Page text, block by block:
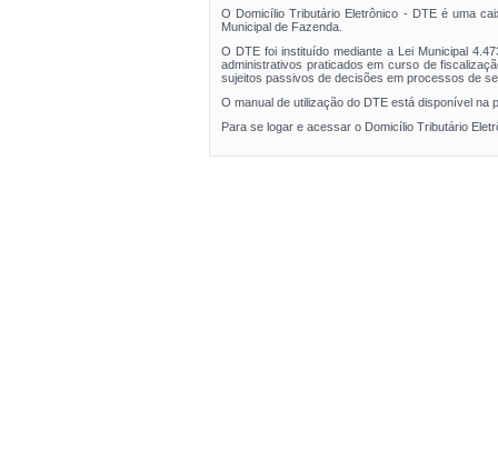
O Domicílio Tributário Eletrônico - DTE é uma
Municipal de Fazenda.
O DTE foi instituído mediante a Lei Municipal
administrativos praticados em curso de
sujeitos passivos de decisões em processos de
O manual de utilização do DTE está disponível na
Para se logar e acessar o Domicílio Tributário